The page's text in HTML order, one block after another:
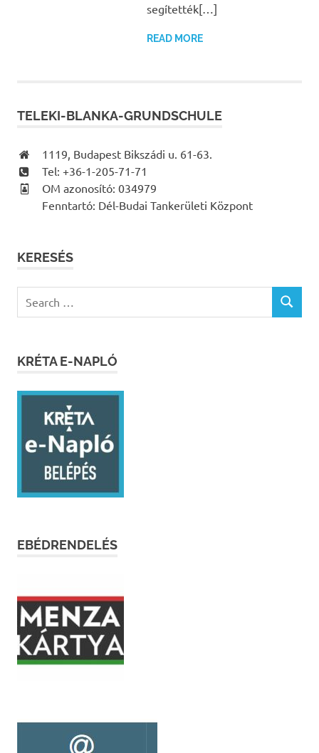
segítették[…]
READ MORE
TELEKI-BLANKA-GRUNDSCHULE
1119, Budapest Bikszádi u. 61-63.
Tel: +36-1-205-71-71
OM azonosító: 034979
Fenntartó: Dél-Budai Tankerületi Központ
KERESÉS
for:
SEARCH
KRÉTA E-NAPLÓ
EBÉDRENDELÉS